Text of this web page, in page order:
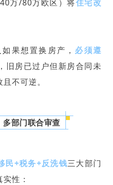
万/80万欧区）将住宅改
果想置换房产， 必须遵
旧房已过户但新房合同未
不可逆。
部门联合审查
民+税务+反洗钱三大部门
性：